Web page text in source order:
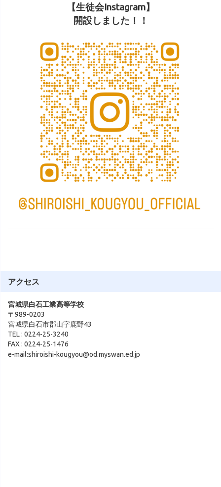
【生徒会Instagram】
開設しました！！
アクセス
宮城県白石工業高等学校
〒989-0203
宮城県白石市郡山字鹿野43
TEL : 0224-25-3240
FAX : 0224-25-1476
e-mail:shiroishi-kougyou@od.myswan.ed.jp